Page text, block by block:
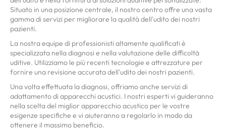
Situato in una posizione centrale, il nostro centro offre una vasta
gamma di servizi per migliorare la qualità dell'udito dei nostri
pazienti.
La nostra equipe di professionisti altamente qualificati è
specializzata nella diagnosi e nella valutazione delle difficoltà
uditive. Utilizziamo le più recenti tecnologie e attrezzature per
fornire una revisione accurata dell'udito dei nostri pazienti.
Una volta effettuata la diagnosi, offriamo anche servizi di
adattamento di apparecchi acustici. I nostri esperti vi guideranno
nella scelta del miglior apparecchio acustico per le vostre
esigenze specifiche e vi aiuteranno a regolarlo in modo da
ottenere il massimo beneficio.